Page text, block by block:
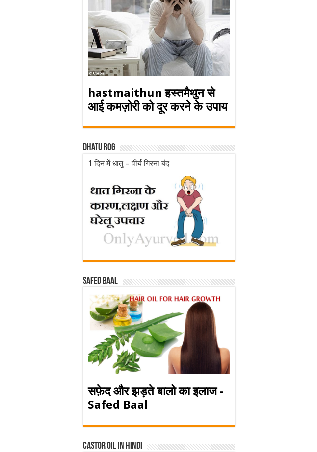
hastmaithun हस्तमैथुन से
आई कमज़ोरी को दूर करने के उपाय
Dhatu rog
1 दिन में धातु – वीर्य गिरना बंद
Safed baal
सफ़ेद और झड़ते बालो का इलाज -
Safed Baal
Castor Oil In Hindi